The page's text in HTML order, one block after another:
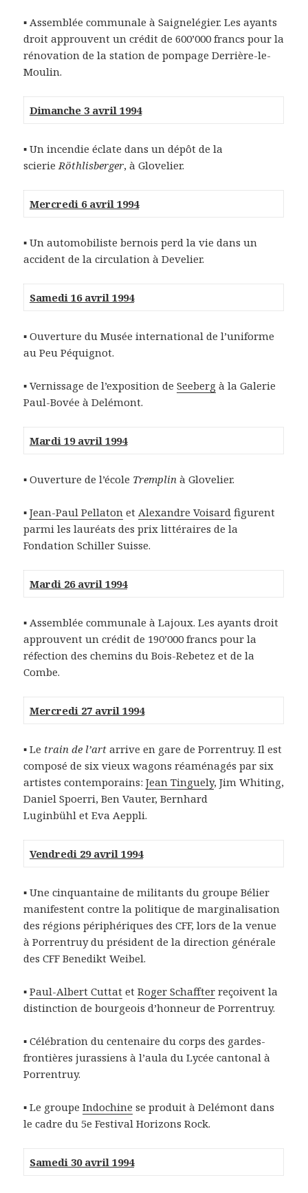
▪ Assemblée communale à Saignelégier. Les ayants
droit approuvent un crédit de 600’000 francs pour la
rénovation de la station de pompage Derrière-le-
Moulin.
Dimanche 3 avril 1994
▪ Un incendie éclate dans un dépôt de la
scierieRöthlisberger, à Glovelier.
Mercredi 6 avril 1994
▪ Un automobiliste bernois perd la vie dans un
accident de la circulation à Develier.
Samedi 16 avril 1994
▪ Ouverture du Musée international de l’uniforme
au Peu Péquignot.
▪ Vernissage de l’exposition deSeeberg à la Galerie
Paul-Bovée à Delémont.
Mardi 19 avril 1994
▪ Ouverture de l’école Tremplin à Glovelier.
▪Jean-Paul Pellaton etAlexandre Voisard figurent
parmi les lauréats des prix littéraires de la
Fondation Schiller Suisse.
Mardi 26 avril 1994
▪ Assemblée communale à Lajoux. Les ayants droit
approuvent un crédit de 190’000 francs pour la
réfection des chemins du Bois-Rebetez et de la
Combe.
Mercredi 27 avril 1994
▪ Le train de l’art arrive en gare de Porrentruy. Il est
composé de six vieux wagons réaménagés par six
artistes contemporains:Jean Tinguely, Jim Whiting,
Daniel Spoerri, Ben Vauter, Bernhard
Luginbühl et Eva Aeppli.
Vendredi 29 avril 1994
▪ Une cinquantaine de militants du groupe Bélier
manifestent contre la politique de marginalisation
des régions périphériques des CFF, lors de la venue
à Porrentruy du président de la direction générale
des CFF Benedikt Weibel.
▪Paul-Albert Cuttat etRoger Schaffter reçoivent la
distinction de bourgeois d’honneur de Porrentruy.
▪ Célébration du centenaire du corps des gardes-
frontières jurassiens à l’aula du Lycée cantonal à
Porrentruy.
▪ Le groupeIndochine se produit à Delémont dans
le cadre du 5e Festival Horizons Rock.
Samedi 30 avril 1994